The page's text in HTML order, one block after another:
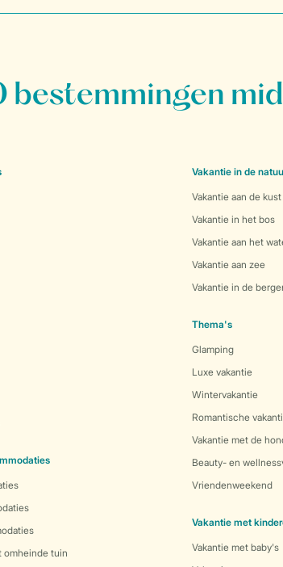
bestemmingen
omheinde tuin
Vakantie in de
Vakantie aan de kust
Vakantie in het bos
Vakantie aan het
Vakantie aan zee
Vakantie in de
Thema's
Glamping
Luxe vakantie
Wintervakantie
Romantische
Vakantie met de
Beauty- en
Vriendenweekend
Vakantie met
Vakantie met baby's